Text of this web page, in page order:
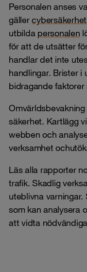
Personalen anses
gällercybersäkerhet
utbilda personalen
för att de utsätter
handlar det inte
handlingar. Brister i
bidragande
säkerhet. Kartlägg
webben och
verksamhet
Läs alla rapporter
trafik. Skadlig
uteblivna
som kan analysera
att vidta